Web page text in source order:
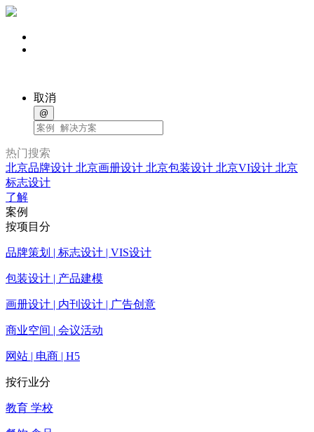
取消
@
热门搜索
北京品牌设计 北京画册设计 北京包装设计 北京VI设计 北京
标志设计
了解
案例
按项目分
品牌策划 | 标志设计 | VIS设计
包装设计 | 产品建模
画册设计 | 内刊设计 | 广告创意
商业空间 | 会议活动
网站 | 电商 | H5
按行业分
教育 学校